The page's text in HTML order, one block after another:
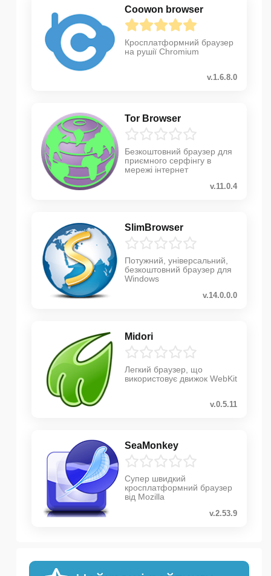
Coowon browser
Кросплатформний браузер
на рушії Chromium
v.1.6.8.0
Tor Browser
Безкоштовний браузер для
приємного серфінгу в
мережі інтернет
v.11.0.4
SlimBrowser
Потужний, універсальний,
безкоштовний браузер для
Windows
v.14.0.0.0
Midori
Легкий браузер, що
використовує движок WebKit
v.0.5.11
SeaMonkey
Супер швидкий
кросплатформний браузер
від Mozilla
v.2.53.9